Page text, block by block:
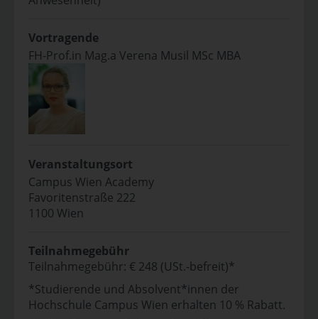
Vortragende
FH-Prof.in Mag.a Verena Musil MSc MBA
Veranstaltungsort
Campus Wien Academy
Favoritenstraße 222
1100 Wien
Teilnahmegebühr
Teilnahmegebühr: € 248 (USt.-befreit)*
*Studierende und Absolvent*innen der
Hochschule Campus Wien erhalten 10 % Rabatt.